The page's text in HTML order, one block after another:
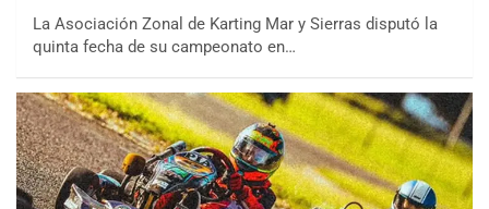
La Asociación Zonal de Karting Mar y Sierras disputó la
quinta fecha de su campeonato en…